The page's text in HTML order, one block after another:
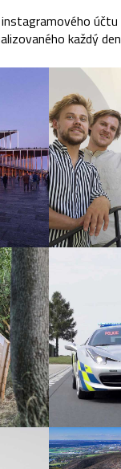
účtu
každý den